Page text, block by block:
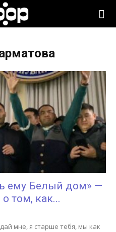
ему Белый дом» —
том, как...
мне, я старше тебя, мы как